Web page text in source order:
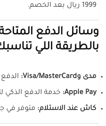
1999 ريال بعد الخصم.
وسائل الدفع
بالطريقة اللي
مدى وVisa/MasterCard:
Apple Pay: خدمة الدفع الذكي
كاش عند الاستلام: متوفر في